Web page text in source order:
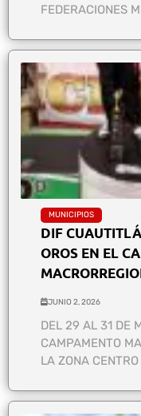
FEDERACIONES
MUNICIPIOS
DIF
OROS EN EL
JUNIO 2, 2026
DEL 29 AL 31 DE
CAMPAMENTO
LA ZONA